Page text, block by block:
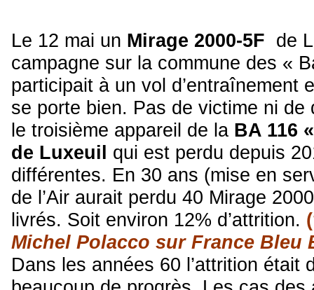
Le 12 mai un Mirage 2000-5F de
campagne sur la commune des «
participait à un vol d’entraînement
se porte bien. Pas de victime ni de
le troisième appareil de la BA 116
de Luxeuil qui est perdu depuis
différentes. En 30 ans (mise en
de l’Air aurait perdu 40 Mirage
livrés. Soit environ 12% d’attrition. (
Michel Polacco sur France Bleu
Dans les années 60 l’attrition